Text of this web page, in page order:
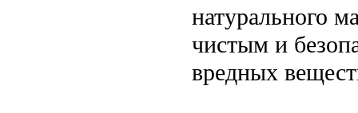
натурального
чистым и
вредных